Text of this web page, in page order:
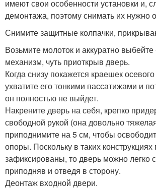
имеют свои особенности установки и,
демонтажа, поэтому снимать их нужно
Снимите защитные колпачки,
Возьмите молоток и аккуратно выбейте
механизм, чуть приоткрыв дверь.
Когда снизу покажется краешек
ухватите его тонкими пассатижами и
он полностью не выйдет.
Накрените дверь на себя, крепко
свободной рукой (она довольно
приподнимите на 5 см, чтобы
опоры. Поскольку в таких конструкциях
зафиксированы, то дверь можно легко
приподняв и отведя в сторону.
Деонтаж входной двери.